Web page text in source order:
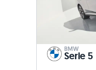
BMW
Serie 5